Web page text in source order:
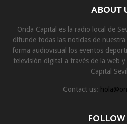
ABOUT
Onda Capital es la radio local de
difunde todas las noticias de
forma audiovisual los eventos
televisión digital a través de la web
Capital
Contact us: